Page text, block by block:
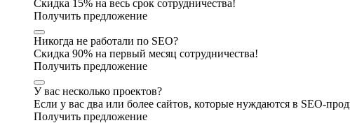
Скидка 15% на весь срок сотрудничества!
Получить предложение
Никогда не работали по SEO?
Скидка 90% на первый месяц сотрудничества!
Получить предложение
У вас несколько проектов?
Если у вас два или более сайтов, которые нуждаются в SEO-
Получить предложение